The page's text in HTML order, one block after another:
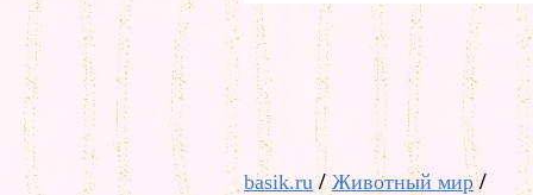
basik.ru/Животный мир/